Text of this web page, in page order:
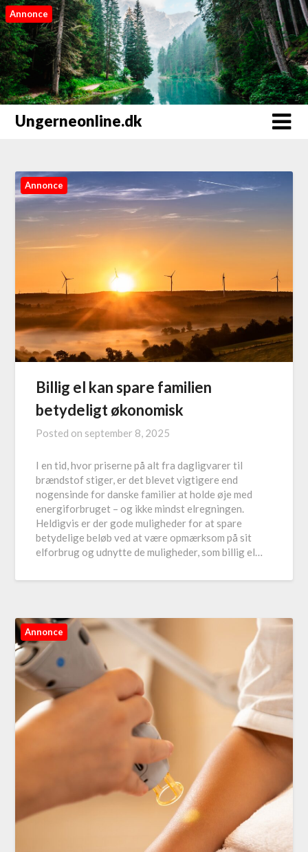
Annonce
Ungerneonline.dk
Annonce
Billig el kan spare familien
betydeligt økonomisk
Posted on september 8, 2025
I en tid, hvor priserne på alt fra dagligvarer til
brændstof stiger, er det blevet vigtigere end
nogensinde for danske familier at holde øje med
energiforbruget – og ikke mindst elregningen.
Heldigvis er der gode muligheder for at spare
betydelige beløb ved at være opmærksom på sit
elforbrug og udnytte de muligheder, som billig el…
Annonce